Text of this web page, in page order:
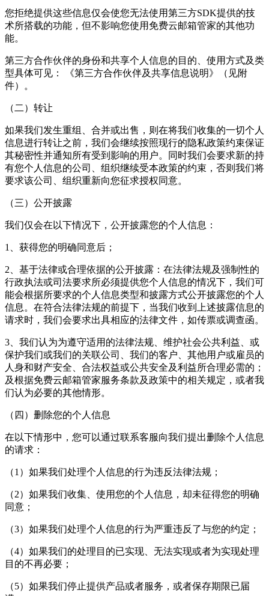
您拒绝提供这些信息仅会使您无法使用第三方SDK提供的技
术所搭载的功能，但不影响您使用 免费云邮箱管家的其他功
能。
第三方合作伙伴的身份和共享个人信息的目的、使用方式及类
型具体可见： 《第三方合作伙伴及共享信息说明》（见附
件）。
（二）转让
如果我们发生重组、合并或出售，则在将我们收集的一切个人
信息进行转让之前，我们会继续按照现行的隐私政策约束保证
其秘密性并通知所有受到影响的用户。同时我们会要求新的持
有您个人信息的公司、组织继续受本政策的约束，否则我们将
要求该公司、组织重新向您征求授权同意。
（三）公开披露
我们仅会在以下情况下，公开披露您的个人信息：
1、获得您的明确同意后；
2、基于法律或合理依据的公开披露：在法律法规及强制性的
行政执法或司法要求所必须提供您个人信息的情况下，我们可
能会根据所要求的个人信息类型和披露方式公开披露您的个人
信息。在符合法律法规的前提下，当我们收到上述披露信息的
请求时，我们会要求出具相应的法律文件，如传票或调查函。
3、我们认为为遵守适用的法律法规、维护社会公共利益、或
保护我们或我们的关联公司、我们的客户、其他用户或雇员的
人身和财产安全、合法权益或公共安全及利益所合理必需的；
及根据免费云邮箱管家服务条款及政策中的相关规定，或者我
们认为必要的其他情形。
（四）删除您的个人信息
在以下情形中，您可以通过联系客服向我们提出删除个人信息
的请求：
（1）如果我们处理个人信息的行为违反法律法规；
（2）如果我们收集、使用您的个人信息，却未征得您的明确
同意；
（3）如果我们处理个人信息的行为严重违反了与您的约定；
（4）如果我们的处理目的已实现、无法实现或者为实现处理
目的不再必要；
（5）如果我们停止提供产品或者服务，或者保存期限已届